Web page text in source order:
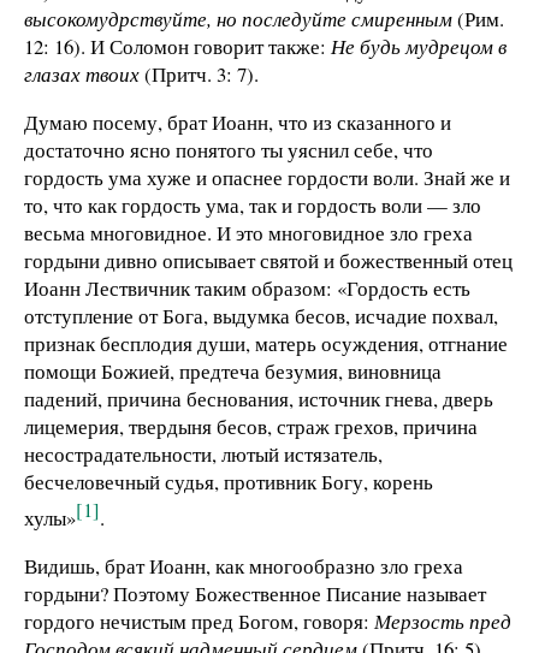
высокомудрствуйте, но последуйте смиренным(Рим.
12: 16). И Соломон говорит также: Не будь мудрецом в
глазах твоих(Притч. 3: 7).
Думаю посему, брат Иоанн, что из сказанного и
достаточно ясно понятого ты уяснил себе, что
гордость ума хуже и опаснее гордости воли. Знай же и
то, что как гордость ума, так и гордость воли — зло
весьма многовидное. И это многовидное зло греха
гордыни дивно описывает святой и божественный отец
Иоанн Лествичник таким образом: «Гордость есть
отступление от Бога, выдумка бесов, исчадие похвал,
признак бесплодия души, матерь осуждения, отгнание
помощи Божией, предтеча безумия, виновница
падений, причина беснования, источник гнева, дверь
лицемерия, твердыня бесов, страж грехов, причина
несострадательности, лютый истязатель,
бесчеловечный судья, противник Богу, корень
хулы»[1].
Видишь, брат Иоанн, как многообразно зло греха
гордыни? Поэтому Божественное Писание называет
гордого нечистым пред Богом, говоря: Мерзость пред